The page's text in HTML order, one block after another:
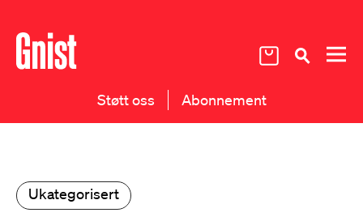
Støtt oss Abonnement
Ukategorisert